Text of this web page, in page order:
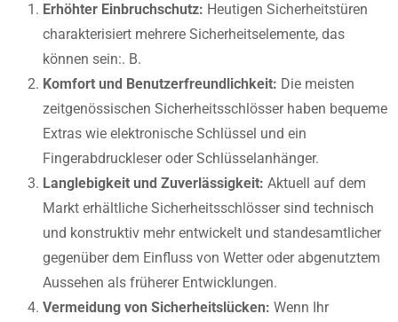
Erhöhter Einbruchschutz: Heutigen Sicherheitstüren
charakterisiert mehrere Sicherheitselemente, das
können sein:. B.
Komfort und Benutzerfreundlichkeit: Die meisten
zeitgenössischen Sicherheitsschlösser haben bequeme
Extras wie elektronische Schlüssel und ein
Fingerabdruckleser oder Schlüsselanhänger.
Langlebigkeit und Zuverlässigkeit: Aktuell auf dem
Markt erhältliche Sicherheitsschlösser sind technisch
und konstruktiv mehr entwickelt und standesamtlicher
gegenüber dem Einfluss von Wetter oder abgenutztem
Aussehen als früherer Entwicklungen.
Vermeidung von Sicherheitslücken: Wenn Ihr